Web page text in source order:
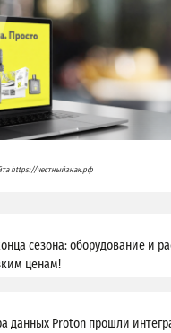
https://честныйзнак.рф
сезона: оборудование и
ценам!
данных Proton прошли